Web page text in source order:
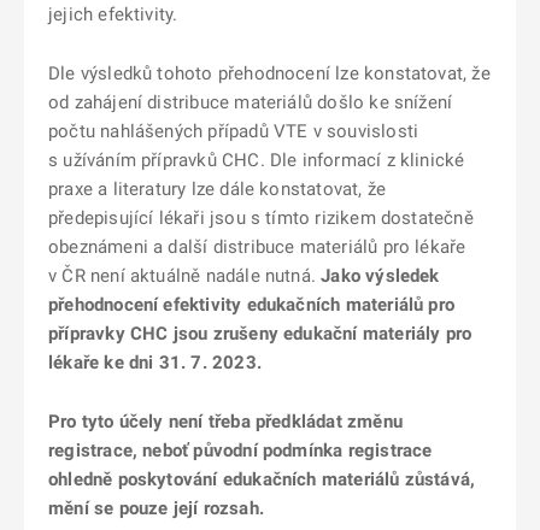
jejich efektivity.
Dle výsledků tohoto přehodnocení lze konstatovat, že
od zahájení distribuce materiálů došlo ke snížení
počtu nahlášených případů VTE v souvislosti
s užíváním přípravků CHC. Dle informací z klinické
praxe a literatury lze dále konstatovat, že
předepisující lékaři jsou s tímto rizikem dostatečně
obeznámeni a další distribuce materiálů pro lékaře
v ČR není aktuálně nadále nutná.Jako výsledek
přehodnocení efektivity edukačních materiálů pro
přípravky CHC jsou zrušeny edukační materiály pro
lékaře ke dni 31. 7. 2023.
Pro tyto účely není třeba předkládat změnu
registrace, neboť původní podmínka registrace
ohledně poskytování edukačních materiálů zůstává,
mění se pouze její rozsah.